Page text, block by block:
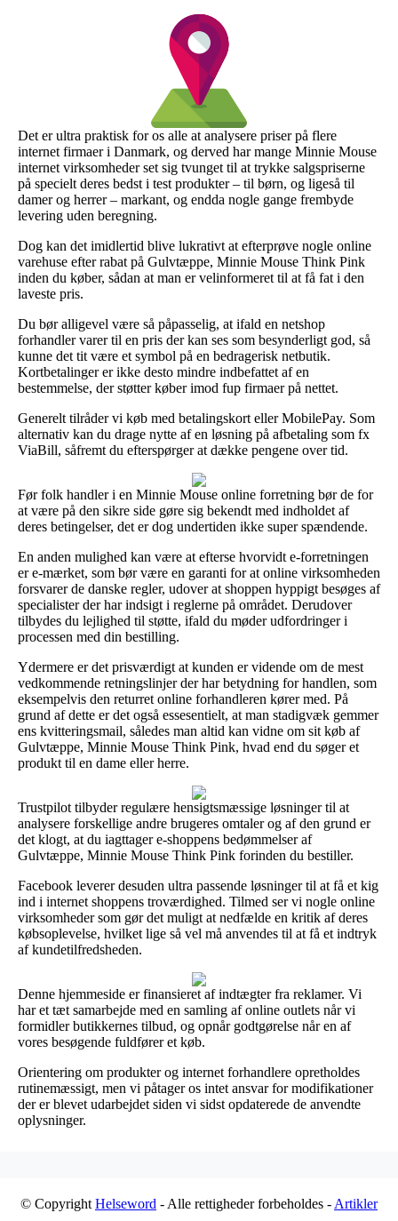
Det er ultra praktisk for os alle at analysere priser på flere
internet firmaer i Danmark, og derved har mange Minnie Mouse
internet virksomheder set sig tvunget til at trykke salgspriserne
på specielt deres bedst i test produkter – til børn, og ligeså til
damer og herrer – markant, og endda nogle gange frembyde
levering uden beregning.
Dog kan det imidlertid blive lukrativt at efterprøve nogle online
varehuse efter rabat på Gulvtæppe, Minnie Mouse Think Pink
inden du køber, sådan at man er velinformeret til at få fat i den
laveste pris.
Du bør alligevel være så påpasselig, at ifald en netshop
forhandler varer til en pris der kan ses som besynderligt god, så
kunne det tit være et symbol på en bedragerisk netbutik.
Kortbetalinger er ikke desto mindre indbefattet af en
bestemmelse, der støtter køber imod fup firmaer på nettet.
Generelt tilråder vi køb med betalingskort eller MobilePay. Som
alternativ kan du drage nytte af en løsning på afbetaling som fx
ViaBill, såfremt du efterspørger at dække pengene over tid.
Før folk handler i en Minnie Mouse online forretning bør de for
at være på den sikre side gøre sig bekendt med indholdet af
deres betingelser, det er dog undertiden ikke super spændende.
En anden mulighed kan være at efterse hvorvidt e-forretningen
er e-mærket, som bør være en garanti for at online virksomheden
forsvarer de danske regler, udover at shoppen hyppigt besøges af
specialister der har indsigt i reglerne på området. Derudover
tilbydes du lejlighed til støtte, ifald du møder udfordringer i
processen med din bestilling.
Ydermere er det prisværdigt at kunden er vidende om de mest
vedkommende retningslinjer der har betydning for handlen, som
eksempelvis den returret online forhandleren kører med. På
grund af dette er det også essesentielt, at man stadigvæk gemmer
ens kvitteringsmail, således man altid kan vidne om sit køb af
Gulvtæppe, Minnie Mouse Think Pink, hvad end du søger et
produkt til en dame eller herre.
Trustpilot tilbyder regulære hensigtsmæssige løsninger til at
analysere forskellige andre brugeres omtaler og af den grund er
det klogt, at du iagttager e-shoppens bedømmelser af
Gulvtæppe, Minnie Mouse Think Pink forinden du bestiller.
Facebook leverer desuden ultra passende løsninger til at få et kig
ind i internet shoppens troværdighed. Tilmed ser vi nogle online
virksomheder som gør det muligt at nedfælde en kritik af deres
købsoplevelse, hvilket lige så vel må anvendes til at få et indtryk
af kundetilfredsheden.
Denne hjemmeside er finansieret af indtægter fra reklamer. Vi
har et tæt samarbejde med en samling af online outlets når vi
formidler butikkernes tilbud, og opnår godtgørelse når en af
vores besøgende fuldfører et køb.
Orientering om produkter og internet forhandlere opretholdes
rutinemæssigt, men vi påtager os intet ansvar for modifikationer
der er blevet udarbejdet siden vi sidst opdaterede de anvendte
oplysninger.
© Copyright Helseword - Alle rettigheder forbeholdes - Artikler